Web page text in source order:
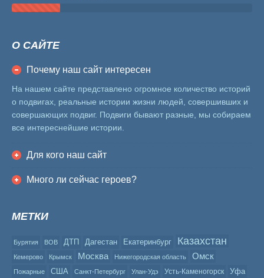
О САЙТЕ
Почему наш сайт интересен
На нашем сайте представлено огромное количество историй
о подвигах, реальные истории жизни людей, совершивших и
совершающих подвиг. Подвиги бывают разные, мы собираем
все интереснейшие истории.
Для кого наш сайт
Много ли сейчас героев?
МЕТКИ
Бурятия ВОВ ДТП Дагестан Екатеринбург Казахстан
Кемерово Крымск Москва Нижегородская область Омск
Пожарные США Санкт-Петербург Улан-Удэ Усть-Каменогорск Уфа